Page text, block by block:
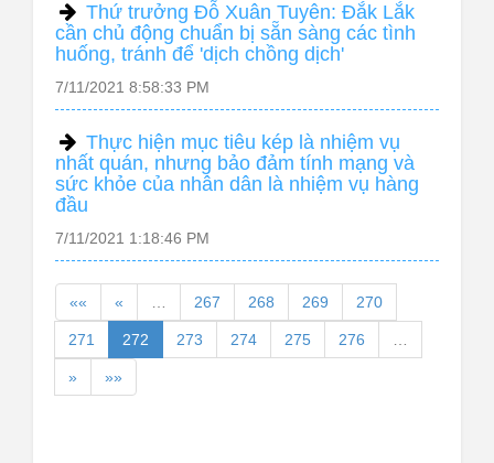
Thứ trưởng Đỗ Xuân Tuyên: Đắk Lắk
cần chủ động chuẩn bị sẵn sàng các tình
huống, tránh để 'dịch chồng dịch'
7/11/2021 8:58:33 PM
Thực hiện mục tiêu kép là nhiệm vụ
nhất quán, nhưng bảo đảm tính mạng và
sức khỏe của nhân dân là nhiệm vụ hàng
đầu
7/11/2021 1:18:46 PM
«« « … 267 268 269 270
271 272 273 274 275 276 …
» »»